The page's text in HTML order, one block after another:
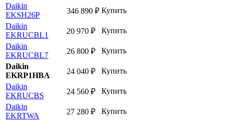
Daikin
EKSH26P
346 890 ₽ Купить
Daikin
EKRUCBL1
20 970 ₽
Купить
Daikin
EKRUCBL7
26 800 ₽
Купить
Daikin
EKRP1HBA
24 040 ₽
Купить
Daikin
EKRUCBS
24 560 ₽
Купить
Daikin
EKRTWA
27 280 ₽ Купить